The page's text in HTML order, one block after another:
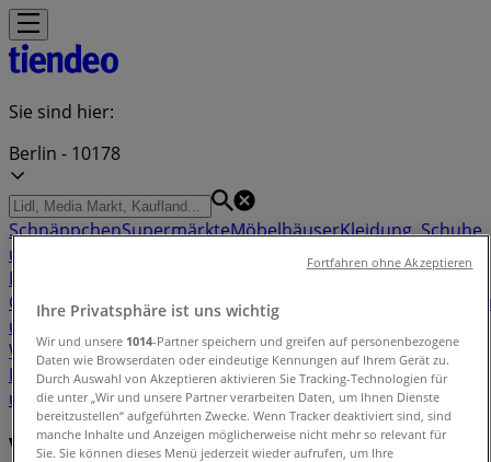
Sie sind hier:
Berlin - 10178
SchnäppchenSupermärkteMöbelhäuserKleidung, Schuhe
und Accessoires
Drogerien und
Parfümerie
GartencenterBiomärkteDiscounter
und Baby
Auto, Motorrad und
WerkstattKaufhäuserReisen und FreizeitOptiker und
HörzentrenRestaurantsBücher und SchreibwarenBanken
und Versicherungen
Verzeichnis der Angebote
Ihre Privatsphäre ist uns wichtig
Wir und unsere 1014-Partner speichern und greifen auf personenbezogene
Daten wie Browserdaten oder eindeutige Kennungen auf Ihrem Gerät zu.
Durch Auswahl von Akzeptieren aktivieren Sie Tracking-Technologien für
die unter „Wir und unsere Partner verarbeiten Daten, um Ihnen Dienste
bereitzustellen“ aufgeführten Zwecke. Wenn Tracker deaktiviert sind, sind
manche Inhalte und Anzeigen möglicherweise nicht mehr so relevant für
Sie. Sie können dieses Menü jederzeit wieder aufrufen, um Ihre
Fortfahren ohne Akzeptieren